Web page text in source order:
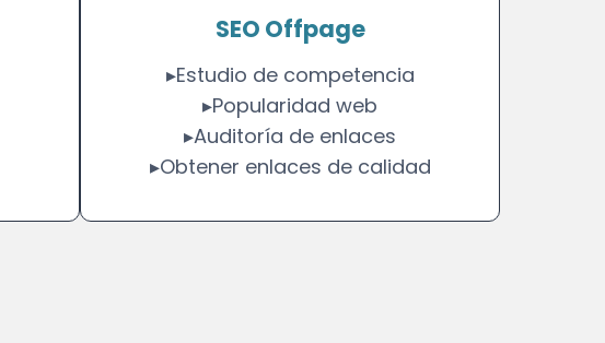
SEO Offpage
▸Estudio de competencia
▸Popularidad web
▸Auditoría de enlaces
▸Obtener enlaces de calidad